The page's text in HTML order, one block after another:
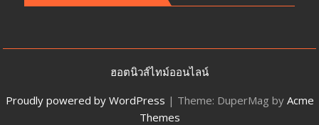
ฮอตนิวส์ไทม์ออนไลน์
Proudly powered by WordPress | Theme: DuperMag by Acme
Themes